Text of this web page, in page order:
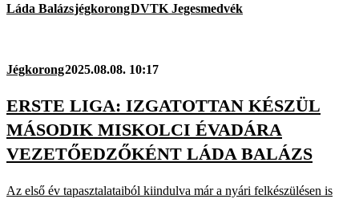
Láda BalázsjégkorongDVTK Jegesmedvék
Jégkorong2025.08.08. 10:17
ERSTE LIGA: IZGATOTTAN KÉSZÜL
MÁSODIK MISKOLCI ÉVADÁRA
VEZETŐEDZŐKÉNT LÁDA BALÁZS
Az első év tapasztalatai­ból kiindulva már a nyári felkészülésen is